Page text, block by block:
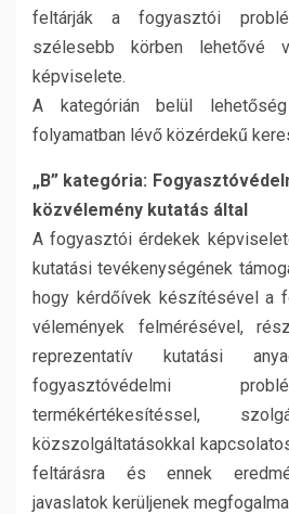
feltárják a fogyasztói
szélesebb körben lehetővé
képviselete.
A kategórián belül
folyamatban lévő közérdekű
„B” kategória:
közvélemény kutatás által
A fogyasztói érdekek
kutatási tevékenységének
hogy kérdőívek készítésével a
vélemények felmérésével,
reprezentatív kutatási
fogyasztóvédelmi
termékértékesítéssel,
közszolgáltatásokkal
feltárásra és ennek
javaslatok kerüljenek